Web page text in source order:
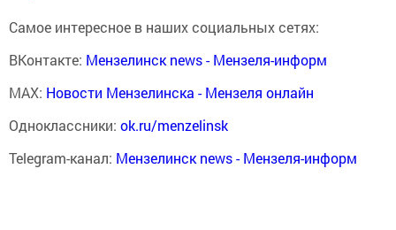
Самое интересное в наших социальных сетях:
ВКонтакте: Мензелинск news - Мензеля-информ
MAX: Новости Мензелинска - Мензеля онлайн
Одноклассники: ok.ru/menzelinsk
Telegram-канал: Мензелинск news - Мензеля-информ